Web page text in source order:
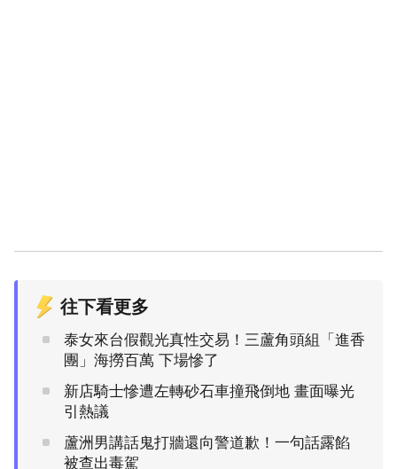
往下看更多
泰女來台假觀光真性交易！三蘆角頭組「進香
團」海撈百萬 下場慘了
新店騎士慘遭左轉砂石車撞飛倒地 畫面曝光
引熱議
蘆洲男講話鬼打牆還向警道歉！一句話露餡
被查出毒駕